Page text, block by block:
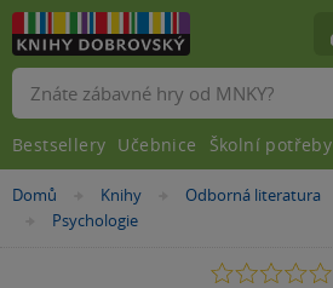
Nacházíte
Domů »Knihy »
Odborná literatura
»Psychologie
0.0
Vyhledávání
Bestsellery Učebnice Školní potřeby